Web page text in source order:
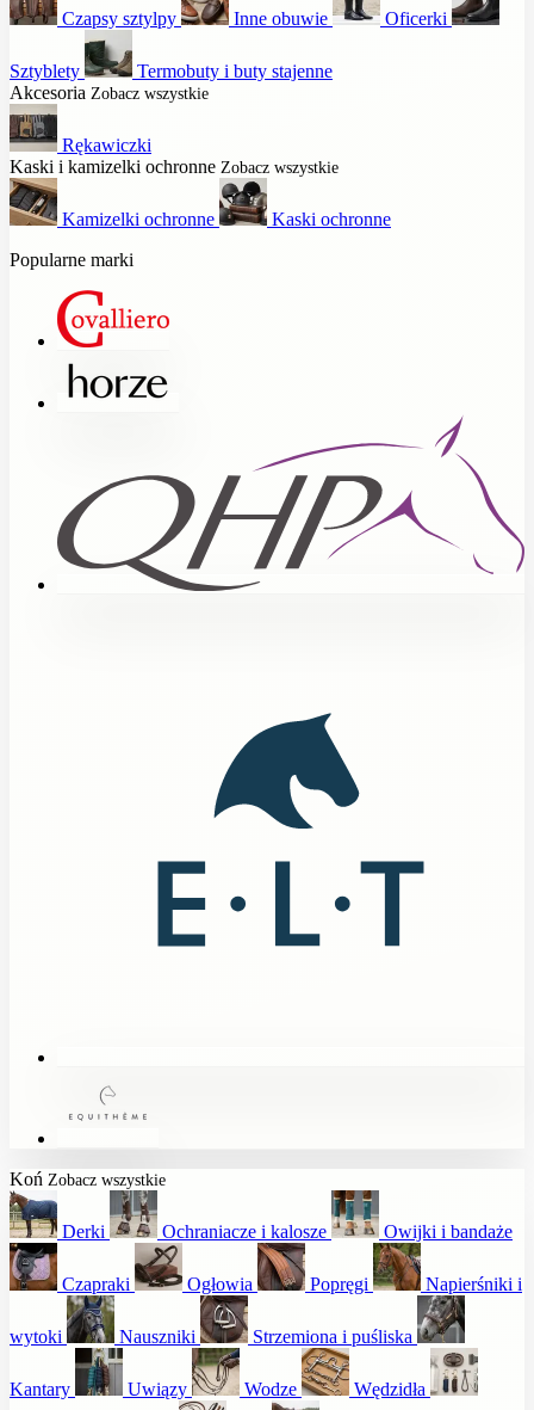
Czapsy sztylpy Inne obuwie Oficerki
Sztyblety
Termobuty i buty stajenne
Akcesoria Zobacz wszystkie
Rękawiczki
Kaski i kamizelki ochronne Zobacz wszystkie
Kamizelki ochronne
Kaski ochronne
Popularne marki
Koń Zobacz wszystkie
Derki Ochraniacze i kalosze Owijki i bandaże
Czapraki Ogłowia Popręgi Napierśniki i
wytoki Nauszniki Strzemiona i puśliska
Kantary Uwiązy Wodze Wędzidła